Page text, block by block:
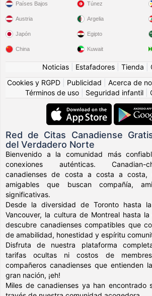
Países Bajos
Austria
Japón
China
Túnez
Argelia
Egipto
Kuwait
Noticias Estafadores Tienda
Cookies y RGPD
Publicidad Acerca de
Términos de uso
Seguridad infantil
Red de Citas Canadiense
del Verdadero Norte
Bienvenido a la comunidad más
conexiones auténticas. Canadian-
canadienses de costa a costa a costa,
amigables que buscan compañía,
significativas.
Desde la diversidad de Toronto hasta
Vancouver, la cultura de Montreal hasta
descubre canadienses compatibles que
de amabilidad, honestidad y espíritu
Disfruta de nuestra plataforma
tarifas ocultas ni costos de
compañeros canadienses que entienden
gran nación, ¡eh!
Miles de canadienses ya han encontrado